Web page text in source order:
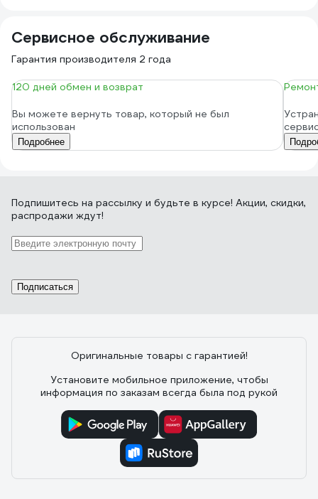
Сервисное обслуживание
Гарантия производителя 2 года
120 дней обмен и возврат
Вы можете вернуть товар, который не был
использован
Подробнее
Подпишитесь на рассылку и будьте в курсе! Акции, скидки,
распродажи ждут!
Подписаться
Оригинальные товары с гарантией!
Установите мобильное приложение, чтобы
информация по заказам всегда была под рукой